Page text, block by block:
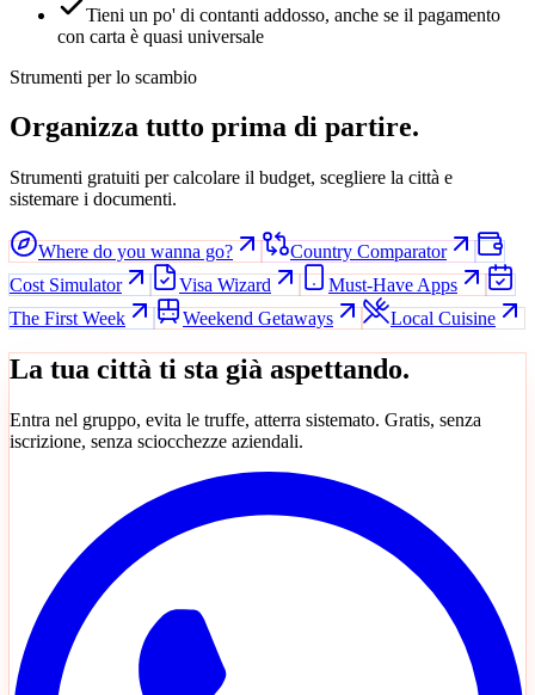
Tieni un po' di contanti addosso, anche se il pagamento
con carta è quasi universale
Strumenti per lo scambio
Organizza tutto prima di partire.
Strumenti gratuiti per calcolare il budget, scegliere la città e
sistemare i documenti.
Where do you wanna go?
Country Comparator
Cost Simulator
Visa Wizard
Must-Have Apps
The First Week
Weekend Getaways Local Cuisine
La tua città ti sta già aspettando.
Entra nel gruppo, evita le truffe, atterra sistemato. Gratis, senza
iscrizione, senza sciocchezze aziendali.